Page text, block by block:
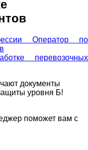
документы
уровня Б!
поможет вам с